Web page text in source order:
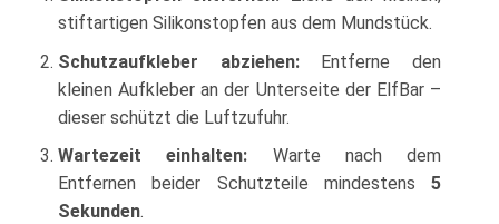
stiftartigen Silikonstopfen aus dem Mundstück.
Schutzaufkleber abziehen:Entferne den
kleinen Aufkleber an der Unterseite der ElfBar –
dieser schützt die Luftzufuhr.
Wartezeit einhalten: Warte nach dem
Entfernen beider Schutzteile mindestens5
Sekunden.